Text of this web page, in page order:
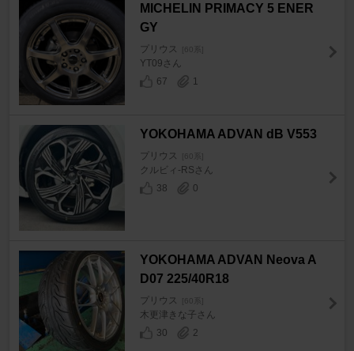
MICHELIN PRIMACY 5 ENER
GY
プリウス [60系]
YT09さん
67
1
YOKOHAMA ADVAN dB V553
プリウス [60系]
クルビィ-RSさん
38
0
YOKOHAMA ADVAN Neova A
D07 225/40R18
プリウス [60系]
木更津きな子さん
30
2